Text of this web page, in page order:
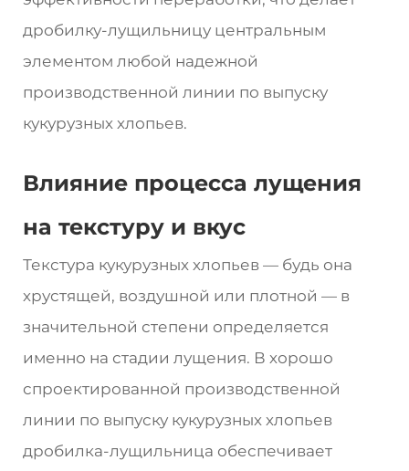
дробилку-лущильницу центральным
элементом любой надежной
производственной линии по выпуску
кукурузных хлопьев.
Влияние процесса лущения
на текстуру и вкус
Текстура кукурузных хлопьев — будь она
хрустящей, воздушной или плотной — в
значительной степени определяется
именно на стадии лущения. В хорошо
спроектированной производственной
линии по выпуску кукурузных хлопьев
дробилка-лущильница обеспечивает